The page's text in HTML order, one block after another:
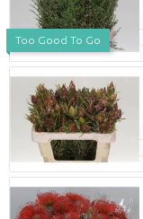
Too Good To Go